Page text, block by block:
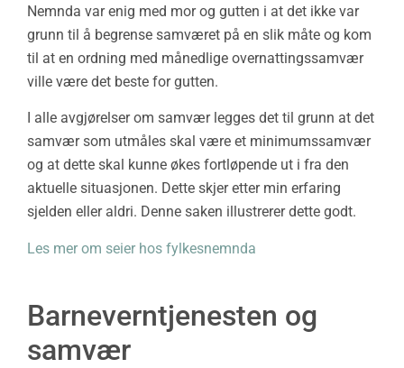
Nemnda var enig med mor og gutten i at det ikke var
grunn til å begrense samværet på en slik måte og kom
til at en ordning med månedlige overnattingssamvær
ville være det beste for gutten.
I alle avgjørelser om samvær legges det til grunn at det
samvær som utmåles skal være et minimumssamvær
og at dette skal kunne økes fortløpende ut i fra den
aktuelle situasjonen. Dette skjer etter min erfaring
sjelden eller aldri. Denne saken illustrerer dette godt.
Les mer om seier hos fylkesnemnda
Barneverntjenesten og
samvær